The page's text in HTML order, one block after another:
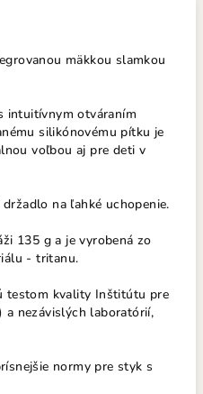
mäkkou slamkou
intuitívnym otváraním
silikónovému pítku je
voľbou aj pre deti v
na ľahké uchopenie.
135 g a je vyrobená zo
- tritanu.
testom kvality Inštitútu pre
a nezávislých laboratórií,
normy pre styk s